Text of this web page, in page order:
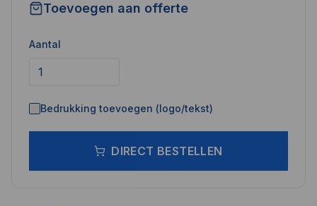
Toevoegen aan offerte
Aantal
Bedrukking toevoegen (logo/tekst)
DIRECT BESTELLEN